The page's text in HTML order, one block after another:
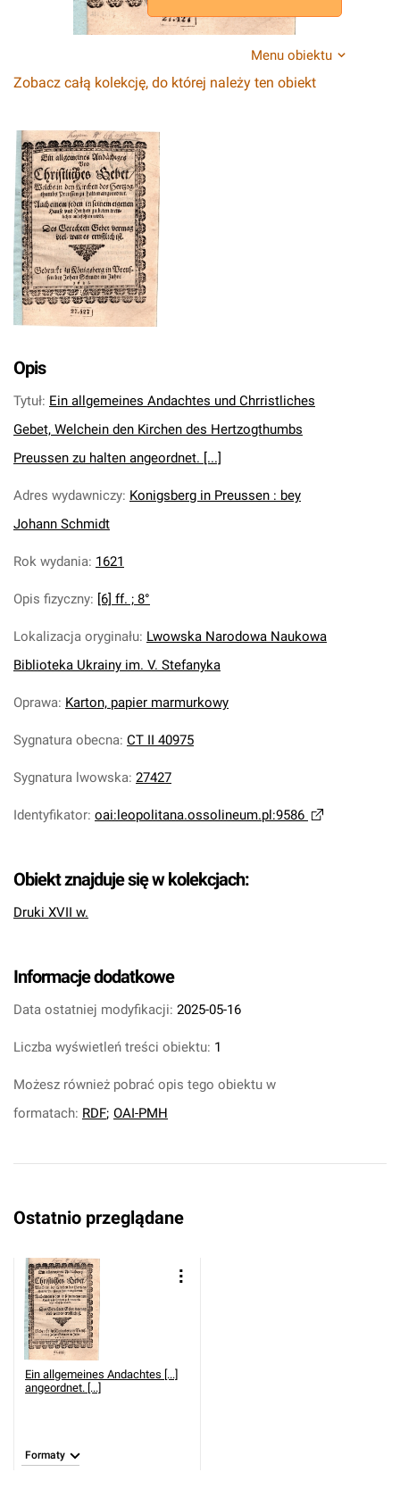
Menu obiektu
Zobacz całą kolekcję, do której należy ten obiekt
Opis
Tytuł: Ein allgemeines Andachtes und Chrristliches
Gebet, Welchein den Kirchen des Hertzogthumbs
Preussen zu halten angeordnet. [...]
Adres wydawniczy: Konigsberg in Preussen : bey
Johann Schmidt
Rok wydania: 1621
Opis fizyczny: [6] ff. ; 8°
Lokalizacja oryginału: Lwowska Narodowa Naukowa
Biblioteka Ukrainy im. V. Stefanyka
Oprawa: Karton, papier marmurkowy
Sygnatura obecna: CT II 40975
Sygnatura lwowska: 27427
Identyfikator: oai:leopolitana.ossolineum.pl:9586
Obiekt znajduje się w kolekcjach:
Druki XVII w.
Informacje dodatkowe
Data ostatniej modyfikacji: 2025-05-16
Liczba wyświetleń treści obiektu: 1
Możesz również pobrać opis tego obiektu w
formatach: RDF; OAI-PMH
Ostatnio przeglądane
Ein allgemeines Andachtes [...]
angeordnet. [...]
Formaty